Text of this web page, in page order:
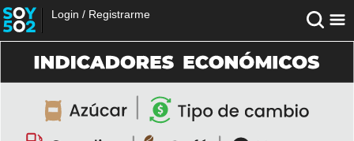
Login / Registrarme